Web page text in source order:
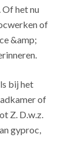
het nu
of
&amp;
bij het
of
Z. D.w.z.
gyproc,